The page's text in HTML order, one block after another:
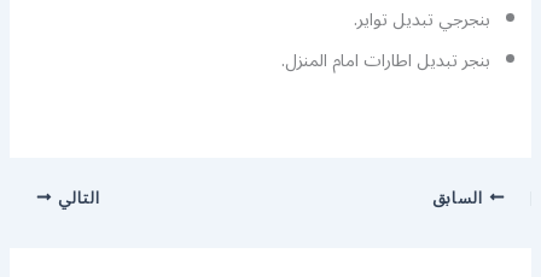
بنجرجي تبديل تواير.
بنجر تبديل اطارات امام المنزل.
السابق التالي